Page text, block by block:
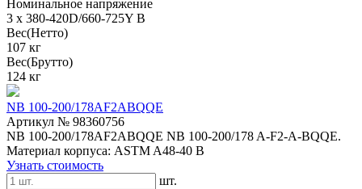
Номинальное напряжение
3 x 380-420D/660-725Y В
Вес(Нетто)
107 кг
Вес(Брутто)
124 кг
NB 100-200/178AF2ABQQE
Артикул № 98360756
NB 100-200/178AF2ABQQE NB 100-200/178 A-F2-A-BQQE.
Материал корпуса: ASTM A48-40 B
Узнать стоимость
шт.